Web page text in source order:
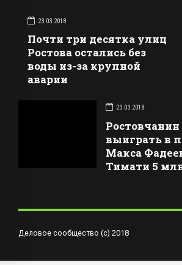
23.03.2018
Почти три десятка улиц
Ростова остались без
воды из-за крупной
аварии
23.03.2018
выиграть в
Макса
Тимати 5
Деловое сообщество (с) 2018